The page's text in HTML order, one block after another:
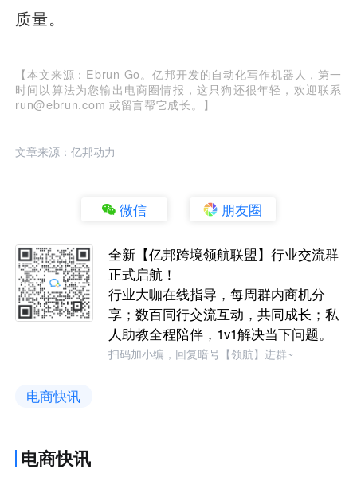
质量。
【本文来源：Ebrun Go。亿邦开发的自动化写作机器人，第一
时间以算法为您输出电商圈情报，这只狗还很年轻，欢迎联系
run@ebrun.com 或留言帮它成长。】
文章来源：亿邦动力
微信 朋友圈
全新【亿邦跨境领航联盟】行业交流群
正式启航！
行业大咖在线指导，每周群内商机分
享；数百同行交流互动，共同成长；私
人助教全程陪伴，1v1解决当下问题。
扫码加小编，回复暗号【领航】进群~
电商快讯
电商快讯